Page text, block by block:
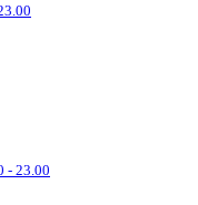
- 23.00